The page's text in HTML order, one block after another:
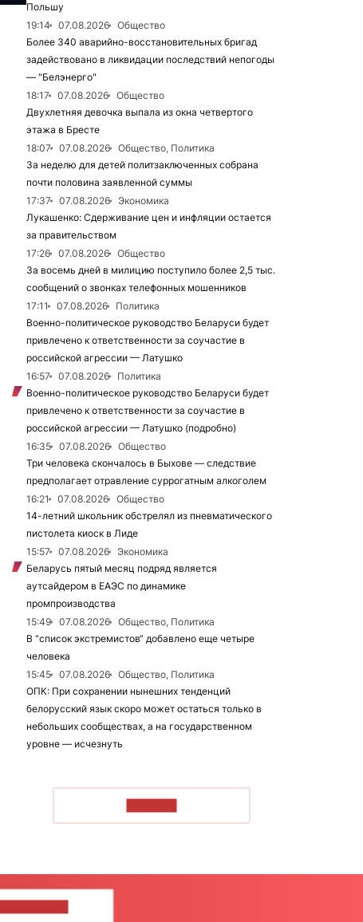
Польшу
19:14
07.08.2026
Общество
Более 340 аварийно-восстановительных бригад
задействовано в ликвидации последствий непогоды
— "Белэнерго"
18:17
07.08.2026
Общество
Двухлетняя девочка выпала из окна четвертого
этажа в Бресте
18:07
07.08.2026
Общество, Политика
За неделю для детей политзаключенных собрана
почти половина заявленной суммы
17:37
07.08.2026
Экономика
Лукашенко: Сдерживание цен и инфляции остается
за правительством
17:26
07.08.2026
Общество
За восемь дней в милицию поступило более 2,5 тыс.
сообщений о звонках телефонных мошенников
17:11
07.08.2026
Политика
Военно-политическое руководство Беларуси будет
привлечено к ответственности за соучастие в
российской агрессии — Латушко
16:57
07.08.2026
Политика
Военно-политическое руководство Беларуси будет
привлечено к ответственности за соучастие в
российской агрессии — Латушко (подробно)
16:35
07.08.2026
Общество
Три человека скончалось в Быхове — следствие
предполагает отравление суррогатным алкоголем
16:21
07.08.2026
Общество
14-летний школьник обстрелял из пневматического
пистолета киоск в Лиде
15:57
07.08.2026
Экономика
Беларусь пятый месяц подряд является
аутсайдером в ЕАЭС по динамике
промпроизводства
15:49
07.08.2026
Общество, Политика
В “список экстремистов“ добавлено еще четыре
человека
15:45
07.08.2026
Общество, Политика
ОПК: При сохранении нынешних тенденций
белорусский язык скоро может остаться только в
небольших сообществах, а на государственном
уровне — исчезнуть